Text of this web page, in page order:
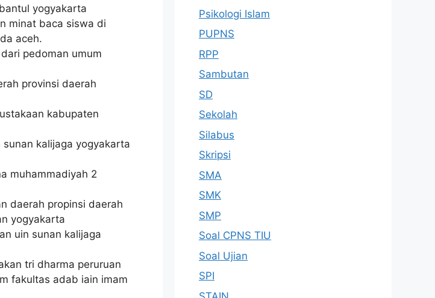
yogyakarta
minat baca siswa di
aceh.
pedoman umum
provinsi daerah
kabupaten
kalijaga yogyakarta
muhammadiyah 2
daerah propinsi daerah
yogyakarta
uin sunan kalijaga
tri dharma peruruan
fakultas adab iain imam
Psikologi Islam
PUPNS
RPP
Sambutan
SD
Sekolah
Silabus
Skripsi
SMA
SMK
SMP
Soal CPNS TIU
Soal Ujian
SPI